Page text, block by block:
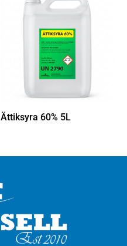
Ättiksyra 60% 5L